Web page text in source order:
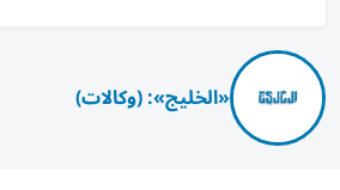
«الخليج»: (وكالات)